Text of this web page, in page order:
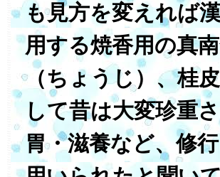
も見方を変えれば
用する焼香用の真
（ちょうじ）、桂
して昔は大変珍重
胃・滋養など、修